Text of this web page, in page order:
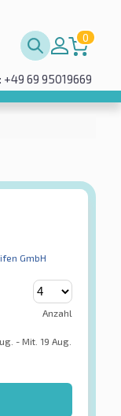
0
+49 69 95019669
GmbH
Anzahl
- Mit. 19 Aug.